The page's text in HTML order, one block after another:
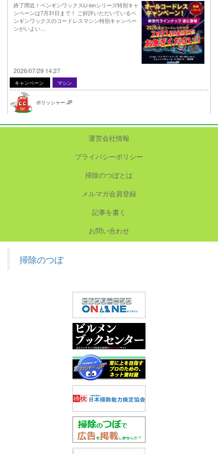
終了間近！ペンギンワックスLi-ionシリーズ特別キャ
ンペーンは7月31日まで！ ご好評いただいているペ
ンギンワックスのコードレスマシン特別キャンペー
ンがいよい…
2026/07/29 14:27
キャンペーン マシン
ポリッシャー.JP
運営会社情報
プライバシーポリシー
掃除のつぼとは
メルマガ会員登録
記事を書く
お問い合わせ
掃除のつぼ